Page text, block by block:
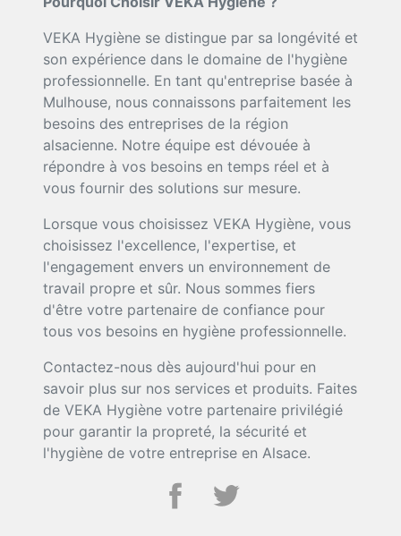
VEKA Hygiène se distingue par sa longévité et
son expérience dans le domaine de l'hygiène
professionnelle. En tant qu'entreprise basée à
Mulhouse, nous connaissons parfaitement les
besoins des entreprises de la région
alsacienne. Notre équipe est dévouée à
répondre à vos besoins en temps réel et à
vous fournir des solutions sur mesure.
Lorsque vous choisissez VEKA Hygiène, vous
choisissez l'excellence, l'expertise, et
l'engagement envers un environnement de
travail propre et sûr. Nous sommes fiers
d'être votre partenaire de confiance pour
tous vos besoins en hygiène professionnelle.
Contactez-nous dès aujourd'hui pour en
savoir plus sur nos services et produits. Faites
de VEKA Hygiène votre partenaire privilégié
pour garantir la propreté, la sécurité et
l'hygiène de votre entreprise en Alsace.